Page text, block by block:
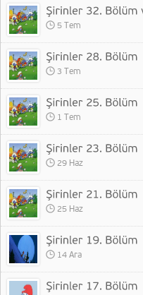
5 Tem
3 Tem
1 Tem
29 Haz
25 Haz
14 Ara